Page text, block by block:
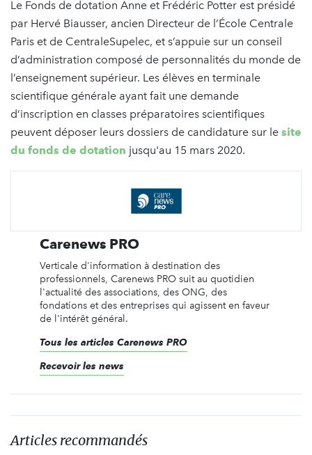
Le Fonds de dotation Anne et Frédéric Potter est présidé
par Hervé Biausser, ancien Directeur de l’École Centrale
Paris et de CentraleSupelec, et s’appuie sur un conseil
d’administration composé de personnalités du monde de
l’enseignement supérieur. Les élèves en terminale
scientifique générale ayant fait une demande
d’inscription en classes préparatoires scientifiques
peuvent déposer leurs dossiers de candidature sur le site
du fonds de dotation jusqu'au 15 mars 2020.
Carenews PRO
Verticale d'information à destination des
professionnels, Carenews PRO suit au quotidien
l'actualité des associations, des ONG, des
fondations et des entreprises qui agissent en faveur
de l'intérêt général.
Tous les articles Carenews PRO
Recevoir les news
Articles recommandés